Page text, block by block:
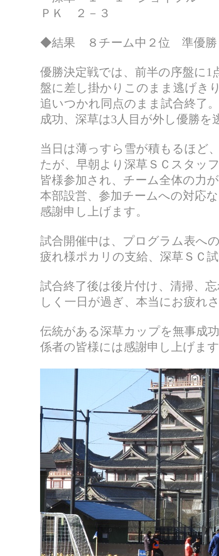
ＰＫ ２－３
◆結果 ８チーム中２位 準優勝
優勝決定戦では、前半の序盤に1
盤に差し掛かりこのまま逃げき
追いつかれ同点のまま試合終了
成功、深草は3人目が外し優勝を
当日は薄っすら雪が積もるほど
たが、早朝より深草ＳＣスタッ
皆様参加され、チーム全体の力
本部設営、参加チームへの対応
感謝申し上げます。
試合開催中は、プログラム表へ
疲れ様ポカリの支給、深草ＳＣ
試合終了後は後片付け、清掃、
しく一日が過ぎ、本当にお疲れ
伝統がある深草カップを無事成
係者の皆様には感謝申し上げま